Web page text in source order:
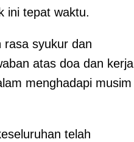
ini tepat waktu.
rasa syukur dan
atas doa dan kerja
menghadapi musim
telah